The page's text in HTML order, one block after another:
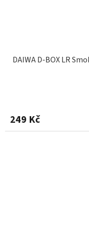
DAIWA D-BOX LR
249 Kč